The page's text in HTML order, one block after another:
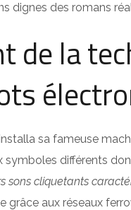
dignes des romans
de la
sa fameuse
différents
cliquetants
grâce aux réseaux